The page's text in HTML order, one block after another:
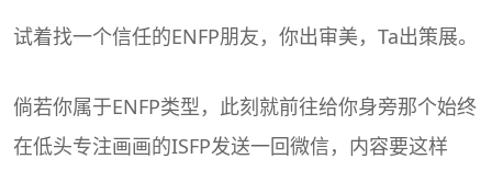
试着找一个信任的ENFP朋友，你出审美，Ta出策展。
倘若你属于ENFP类型，此刻就前往给你身旁那个始终
在低头专注画画的ISFP发送一回微信，内容要这样